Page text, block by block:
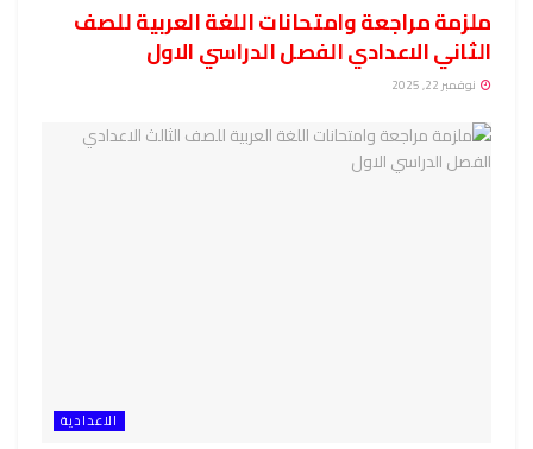
ملزمة مراجعة وامتحانات اللغة العربية للصف
الثاني الاعدادي الفصل الدراسي الاول
نوفمبر 22, 2025
الاعدادية